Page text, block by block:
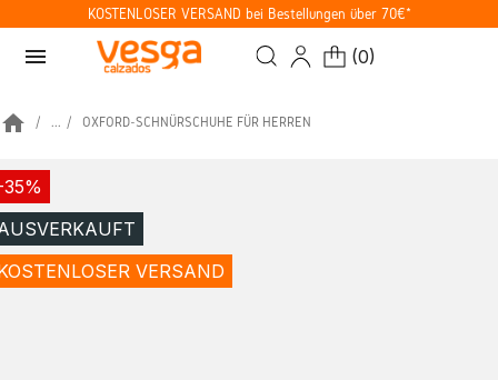
KOSTENLOSER VERSAND bei Bestellungen über 70€*
menu (0)
home ... OXFORD-SCHNÜRSCHUHE FÜR HERREN
VERSAND